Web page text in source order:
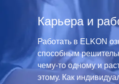
Карьера и
Работать в ELKON
способным
чему-то одному и
этому. Как